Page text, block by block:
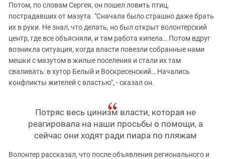
Потом, по словам Сергея, он пошел ловить птиц,
пострадавших от мазута. "Сначала было страшно даже брать
их в руки. Не знал, что делать, но был открыт волонтерский
центр, где все объясняли, и там работа кипела… Потом вдруг
возникла ситуация, когда власти повезли собранные нами
мешки с мазутом в жилые поселения и стали их там
сваливать: в хутор Белый и Воскресенский… Начались
конфликты жителей с властью", - сказал он.
Потряс весь цинизм власти, которая не
реагировала на наши просьбы о помощи, а
сейчас они ходят ради пиара по пляжам
Волонтер рассказал, что после объявления регионального и